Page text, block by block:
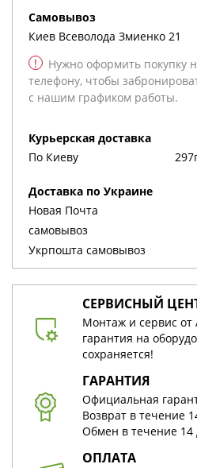
cамовывоз
Киев Всеволода Змиенко 21
!
Нужно оформить покупку
телефону, чтобы
с нашим графиком работы.
Курьерская доставка
По Киеву
Доставка по Украине
Новая Почта
cамовывоз
Укрпошта cамовывоз
СЕРВИСНЫЙ
Монтаж и сервис от
гарантия на
сохраняется!
ГАРАНТИЯ
Официальная
Возврат в течение
Обмен в течение 14
ОПЛАТА